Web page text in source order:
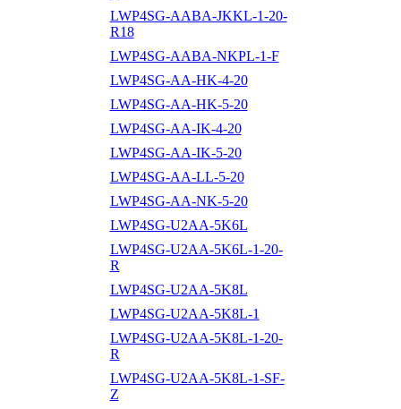
LWP4SG-AABA-JKKL-1-20-
R18
LWP4SG-AABA-NKPL-1-F
LWP4SG-AA-HK-4-20
LWP4SG-AA-HK-5-20
LWP4SG-AA-IK-4-20
LWP4SG-AA-IK-5-20
LWP4SG-AA-LL-5-20
LWP4SG-AA-NK-5-20
LWP4SG-U2AA-5K6L
LWP4SG-U2AA-5K6L-1-20-
R
LWP4SG-U2AA-5K8L
LWP4SG-U2AA-5K8L-1
LWP4SG-U2AA-5K8L-1-20-
R
LWP4SG-U2AA-5K8L-1-SF-
Z